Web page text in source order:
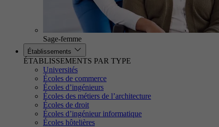
Sage-femme
Établissements
ÉTABLISSEMENTS PAR TYPE
Universités
Écoles de commerce
Écoles d’ingénieurs
Écoles des métiers de l’architecture
Écoles de droit
Écoles d’ingénieur informatique
Écoles hôtelières